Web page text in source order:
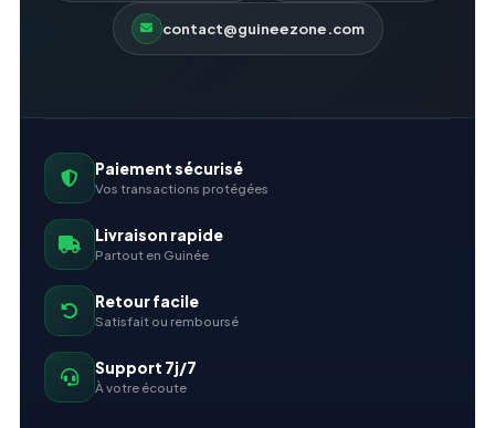
contact@guineezone.com
Paiement sécurisé
Vos transactions protégées
Livraison rapide
Partout en Guinée
Retour facile
Satisfait ou remboursé
Support 7j/7
À votre écoute